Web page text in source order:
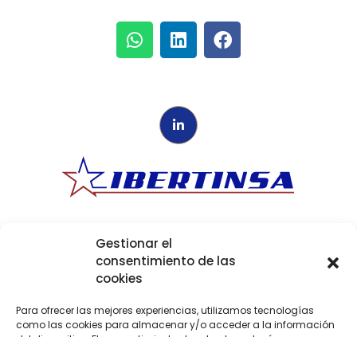
Gestionar el
consentimiento de las
cookies
Para ofrecer las mejores experiencias, utilizamos tecnologías
como las cookies para almacenar y/o acceder a la información
cookies | Canal Ético